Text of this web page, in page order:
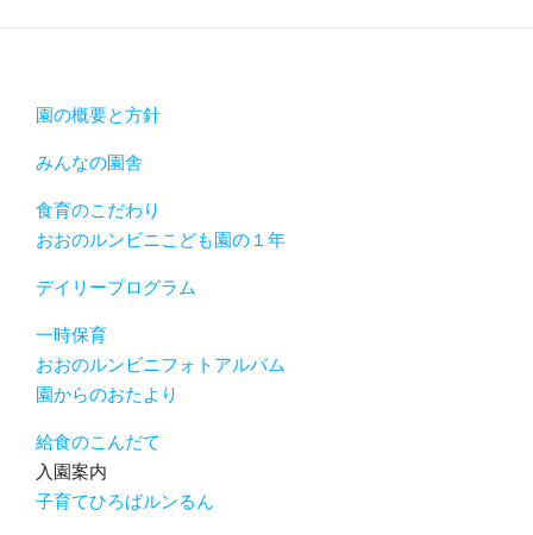
園の概要と方針
みんなの園舎
食育のこだわり
おおのルンビニこども園の１年
デイリープログラム
一時保育
おおのルンビニフォトアルバム
園からのおたより
給食のこんだて
入園案内
子育てひろばルンるん